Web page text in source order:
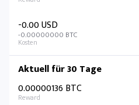
-0.00 USD
-0.00000000 BTC
Aktuell für 30 Tage
0.00000136 BTC